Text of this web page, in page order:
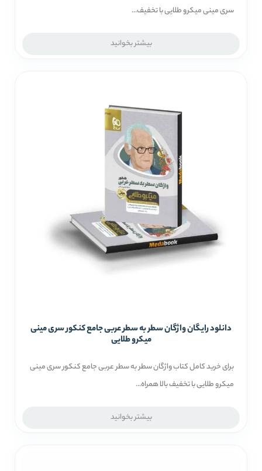
سری مینی میکرو طلایی با تخفیف...
بیشتر بخوانید
دانلود رایگان واژگان سطر به سطر عربی جامع کنکور سری مینی
میکرو طلایی
برای خرید کامل کتاب واژگان سطر به سطر عربی جامع کنکور سری مینی
میکرو طلایی با تخفیف بالا همراه...
بیشتر بخوانید